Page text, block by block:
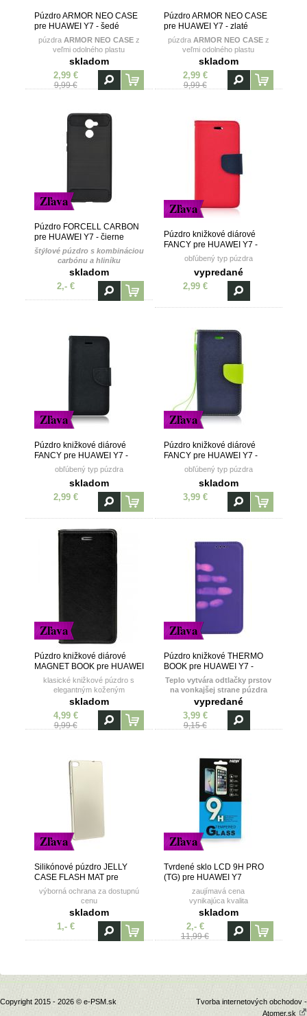
Púzdro ARMOR NEO CASE
pre HUAWEI Y7 - šedé
púzdra ARMOR NEO CASEz
veľmi odolného plastu
skladom
2,99 €
9,99 €
Púzdro ARMOR NEO CASE
pre HUAWEI Y7 - zlaté
púzdra ARMOR NEO CASEz
veľmi odolného plastu
skladom
2,99 €
9,99 €
Zľava
Púzdro FORCELL CARBON
pre HUAWEI Y7 - čierne
štýlové púzdro s kombináciou
carbónu a hliníku
skladom
2,- €
Zľava
Púzdro knižkové diárové
FANCY pre HUAWEI Y7 -
červeno modré
obľúbený typ púzdra
vypredané
2,99 €
Zľava
Púzdro knižkové diárové
FANCY pre HUAWEI Y7 -
čierneobľúbený typ púzdra
skladom
2,99 €
Zľava
Púzdro knižkové diárové
FANCY pre HUAWEI Y7 -
modro zelené
obľúbený typ púzdra
skladom
3,99 €
Zľava
Púzdro knižkové diárové
MAGNET BOOK pre HUAWEI
Y7 - čierne
klasické knižkové púzdro s
elegantným koženým
prešívaním a kvalitným
magnetom
skladom
4,99 €
9,99 €
Zľava
Púzdro knižkové THERMO
BOOK pre HUAWEI Y7 -
fialové
Teplo vytvára odtlačky prstov
na vonkajšej strane púzdra
vypredané
3,99 €
9,15 €
Zľava
Silikónové púzdro JELLY
CASE FLASH MAT pre
HUAWEI Y7 - zlaté
výborná ochrana za dostupnú
cenu
skladom
1,- €
Zľava
Tvrdené sklo LCD 9H PRO
(TG) pre HUAWEI Y7
zaujímavá cena
vynikajúca kvalita
skladom
2,- €
11,99 €
Copyright 2015 - 2026 © e-PSM.sk
Tvorba internetových obchodov -
Atomer.sk